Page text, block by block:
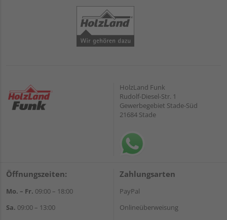
HolzLand Funk
Rudolf-Diesel-Str. 1
Gewerbegebiet Stade-Süd
21684 Stade
Öffnungszeiten:
Mo. – Fr. 09:00 – 18:00
Sa. 09:00 – 13:00
Zahlungsarten
PayPal
Onlineüberweisung